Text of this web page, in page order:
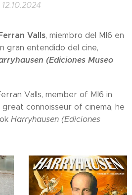
12.10.2024
Valls, miembro del MI6 en
gran entendido del cine,
(Ediciones Museo
Valls, member of MI6 in
great connoisseur of cinema, he
Harryhausen (Ediciones